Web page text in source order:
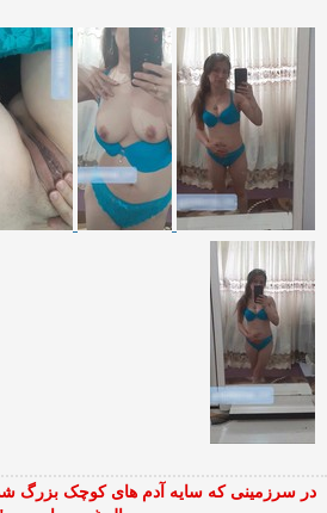
در سرزمینی که سایه آدم های کوچک بزرگ